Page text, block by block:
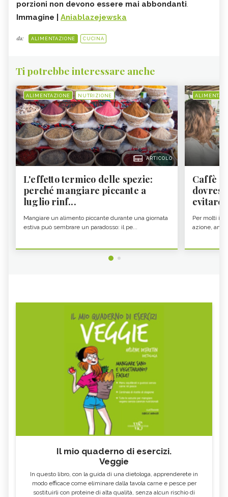
porzioni non devono essere mai abbondanti.
Immagine | Aniablazejewska
da: ALIMENTAZIONE CUCINA
Ti potrebbe interessare anche
ALIMENTAZIONE NUTRIZIONE
ARTICOLO
L'effetto termico delle spezie:
perché mangiare piccante a
luglio rinf...
Mangiare un alimento piccante durante una giornata
estiva può sembrare un paradosso: il pe...
Caffè
evitare
Per molti il
azione,
Il mio quaderno di esercizi.
Veggie
In questo libro, con la guida di una dietologa, apprenderete in
modo efficace come eliminare dalla tavola carne e pesce per
sostituirli con proteine di alta qualità, senza alcun rischio di